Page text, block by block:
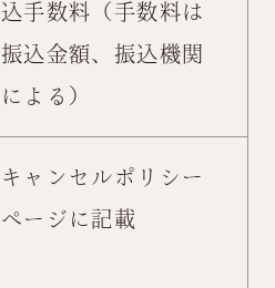
込手数料（手数料は
振込金額、振込機関
による）
キャンセルポリシー
ページ に記載